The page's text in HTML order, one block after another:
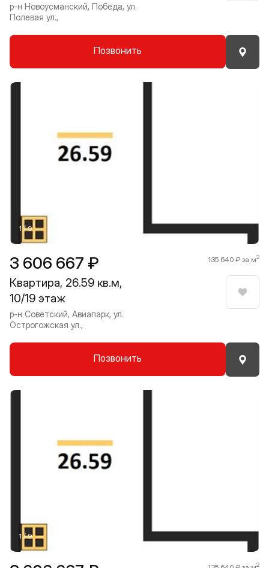
р-н Новоусманский, Победа, ул.
Полевая ул.,
Позвонить
3 606 667 ₽ 135 640 ₽ за м2
Квартира, 26.59 кв.м,
10/19 этаж
р-н Советский, Авиапарк, ул.
Острогожская ул.,
Позвонить
1 / 9
Прокрутить влево
2
1 / 9
Прокрутить влево